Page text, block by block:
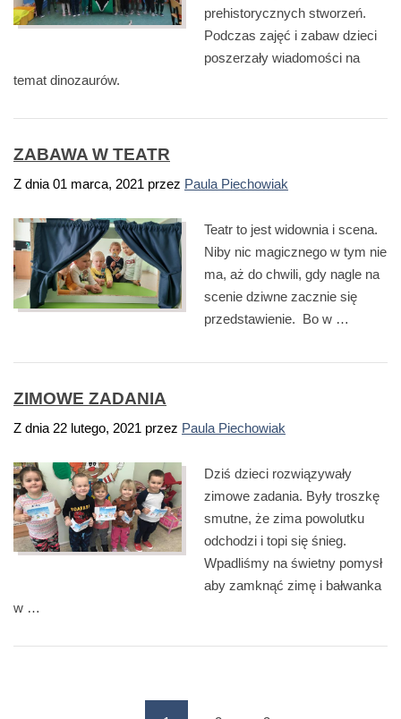
prehistorycznych stworzeń.
Podczas zajęć i zabaw dzieci
poszerzały wiadomości na
temat dinozaurów.
ZABAWA W TEATR
Z dnia 01 marca, 2021 przez Paula Piechowiak
Teatr to jest widownia i scena.
Niby nic magicznego w tym nie
ma, aż do chwili, gdy nagle na
scenie dziwne zacznie się
przedstawienie. Bo w …
ZIMOWE ZADANIA
Z dnia 22 lutego, 2021 przez Paula Piechowiak
Dziś dzieci rozwiązywały
zimowe zadania. Były troszkę
smutne, że zima powolutku
odchodzi i topi się śnieg.
Wpadliśmy na świetny pomysł
aby zamknąć zimę i bałwanka
w …